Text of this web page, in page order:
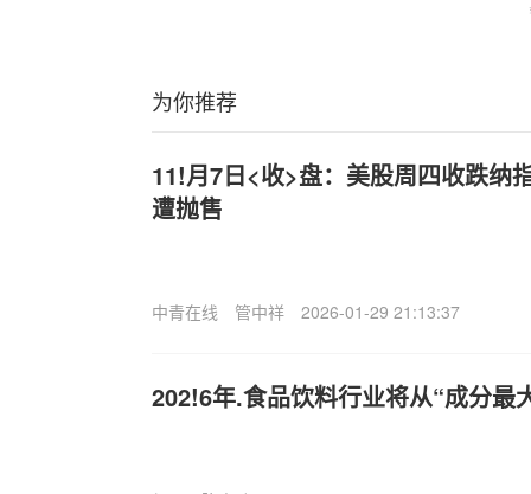
为你推荐
11!月7日<收>盘：美股周四收跌纳
遭抛售
中青在线 管中祥 2026-01-29 21:13:37
202!6年.食品饮料行业将从“成分最